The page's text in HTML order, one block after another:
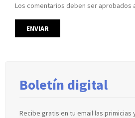
Los comentarios deben ser aprobados
Boletín digital
Recibe gratis en tu email las primicias